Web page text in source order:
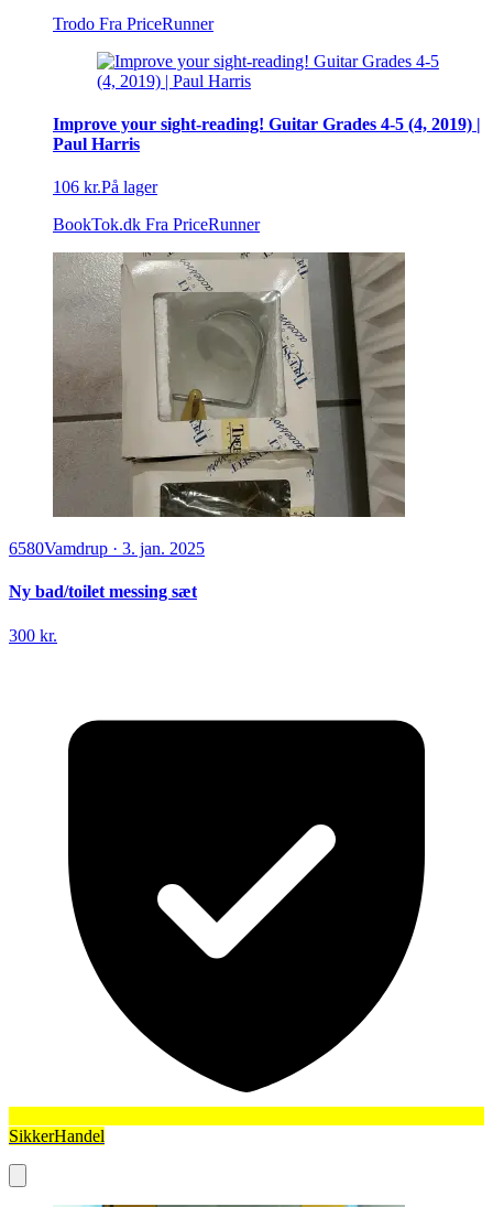
Trodo Fra PriceRunner
Improve your sight-reading! Guitar Grades 4-5 (4, 2019) |
Paul Harris
106 kr.På lager
BookTok.dk Fra PriceRunner
6580Vamdrup · 3. jan. 2025
Ny bad/toilet messing sæt
300 kr.
SikkerHandel